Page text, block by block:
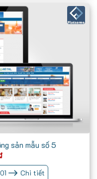
sản mẫu số 5
Chi tiết